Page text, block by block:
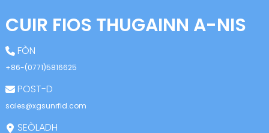
CUIR FIOS THUGAINN A-NIS
FÒN
+86-(0771)5816625
POST-D
sales@xgsunrfid.com
SEÒLADH